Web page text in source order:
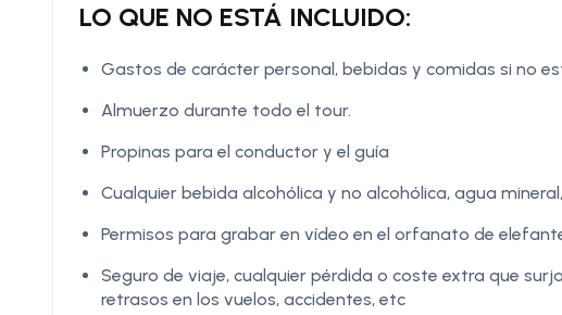
LO QUE NO ESTÁ INCLUIDO:
Gastos de carácter personal, bebidas y comidas si no
Almuerzo durante todo el tour.
Propinas para el conductor y el guía
Cualquier bebida alcohólica y no alcohólica, agua
Permisos para grabar en vídeo en el orfanato de
Seguro de viaje, cualquier pérdida o coste extra que
retrasos en los vuelos, accidentes, etc